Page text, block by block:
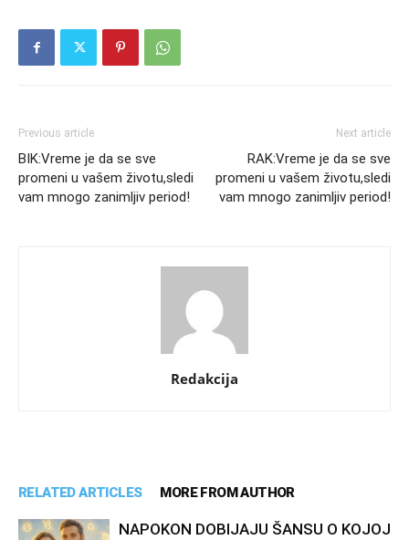
Previous article
BIK:Vreme je da se sve
promeni u vašem životu,sledi
vam mnogo zanimljiv period!
Next article
RAK:Vreme je da se sve
promeni u vašem životu,sledi
vam mnogo zanimljiv period!
Redakcija
RELATED ARTICLES MORE FROM AUTHOR
NAPOKON DOBIJAJU ŠANSU O KOJOJ